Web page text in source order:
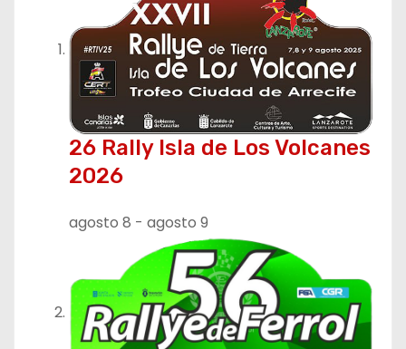
26 Rally Isla de Los Volcanes
2026
agosto 8 - agosto 9